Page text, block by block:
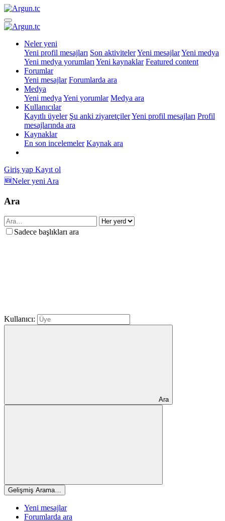
Neler yeni
Yeni profil mesajları Son aktivitelerYeni mesajlarYeni medya
Yeni medya yorumları Yeni kaynaklar Featured content
Forumlar
Yeni mesajlar Forumlarda ara
Medya
Yeni medya Yeni yorumlar Medya ara
Kullanıcılar
Kayıtlı üyeler Şu anki ziyaretçilerYeni profil mesajları Profil
mesajlarında ara
Kaynaklar
En son incelemeler Kaynak ara
Giriş yap Kayıt ol
🆕Neler yeni Ara
Ara
Sadece başlıkları ara
Kullanıcı:
Ara
Gelişmiş Arama…
Yeni mesajlar
Forumlarda ara